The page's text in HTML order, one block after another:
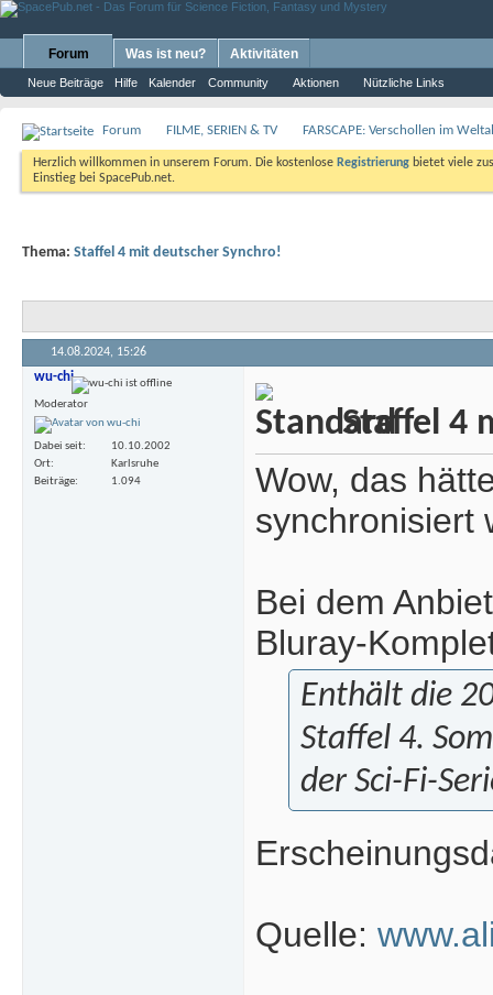
Forum
Neue Beiträge Hilfe Kalender Community Aktionen Nützliche Links
Was ist neu? Aktivitäten
Forum FILME, SERIEN & TV FARSCAPE: Verschollen im
Herzlich willkommen in unserem Forum. Die kostenlose Registrierung bietet viele
Einstieg bei SpacePub.net.
Thema: Staffel 4 mit deutscher Synchro!
14.08.2024, 15:26
wu-chi
Moderator
Dabei seit
10.10.2002
Ort
Karlsruhe
Beiträge
1.094
Staffel 4
Wow, das
synchronisiert
Bei dem
Bluray-
Enthält die
Staffel 4.
der Sci-Fi-
Quelle: